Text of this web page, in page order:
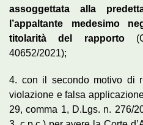
assoggettata alla
l’appaltante medesimo
titolarità del rapporto
40652/2021);
4. con il secondo motivo di
violazione e falsa
29, comma 1, D.Lgs. n. 276/